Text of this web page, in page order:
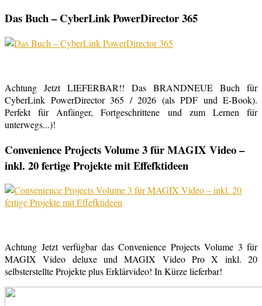
Das Buch – CyberLink PowerDirector 365
Achtung Jetzt LIEFERBAR!! Das BRANDNEUE Buch für
CyberLink PowerDirector 365 / 2026 (als PDF und E-Book).
Perfekt für Anfänger, Fortgeschrittene und zum Lernen für
unterwegs...)!
Convenience Projects Volume 3 für MAGIX Video –
inkl. 20 fertige Projekte mit Effefktideen
Achtung Jetzt verfügbar das Convenience Projects Volume 3 für
MAGIX Video deluxe und MAGIX Video Pro X inkl. 20
selbsterstellte Projekte plus Erklärvideo! In Kürze lieferbar!